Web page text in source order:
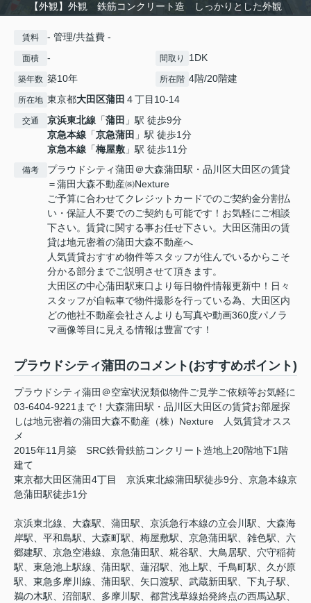
【外観】外観 鉄筋コンクリート造 しっかりとした外観
賃料 - 管理/共益費 -
面積 - 間取り 1DK
築年数 築10年 所在階 4階/20階建
所在地 東京都大田区蒲田 ４丁目10-14
交通 京浜東北線 「蒲田 」駅 徒歩9分
京急本線 「京急蒲田 」駅 徒歩1分
京急本線 「梅屋敷 」駅 徒歩11分
備考
プラウドシティ蒲田＠大森蒲田駅・品川区大田区の賃貸
＝蒲田大森不動産㈱Nexture
ご予算に合わせてクレジットカードでのご契約金分割払
い・保証人不要でのご契約も可能です！お気軽にご相談
下さい。賃貸に関する事お任せ下さい。大田区蒲田の賃
貸は地元密着の蒲田大森不動産へ
人気賃貸おすすめ物件等スタッフが住んでいるからこそ
分かる部分までご説明させて頂きます。
大田区の中心蒲田駅東口より毎日物件情報更新中！日々
スタッフが自転車で物件撮影を行っている為、大田区内
どの他社不動産会社さんよりも写真や動画360度パノラ
マ画像等目に見える情報は豊富です！
プラウドシティ蒲田のコメント(おすすめポイント)
プラウドシティ蒲田＠空室状況類似物件ご見学ご依頼等お気軽に
03-6404-9221まで！大森蒲田駅・品川区大田区の賃貸お部屋探
しは地元密着の蒲田大森不動産（株）Nexture 人気賃貸オスス
メ
2015年11月築 SRC鉄骨鉄筋コンクリート造地上20階地下1階
建て
東京都大田区蒲田4丁目 京浜東北線蒲田駅徒歩9分、京急本線京
急蒲田駅徒歩1分
京浜東北線、大森駅、蒲田駅、京浜急行本線の立会川駅、大森海
岸駅、平和島駅、大森町駅、梅屋敷駅、京急蒲田駅、雑色駅、六
郷建駅、京急空港線、京急蒲田駅、糀谷駅、大鳥居駅、穴守稲荷
駅、東急池上駅線、蒲田駅、蓮沼駅、池上駅、千鳥町駅、久が原
駅、東急多摩川線、蒲田駅、矢口渡駅、武蔵新田駅、下丸子駅、
鵜の木駅、沼部駅、多摩川駅、都営浅草線始発終点の西馬込駅、